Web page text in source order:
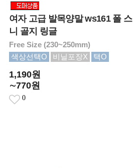
여자 고급 발목양말 ws161 폴 스
니 골지 링글
Free Size (230~250mm)
색상선택O
비닐포장X 택O
1,190원
∼770원
0